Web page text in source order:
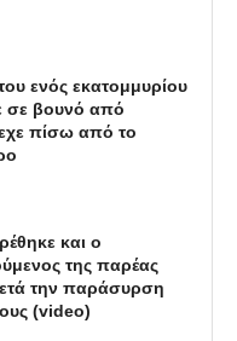
ενός εκατομμυρίου
σε βουνό από
πίσω από το
και ο
της παρέας
την παράσυρση
(video)